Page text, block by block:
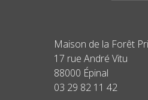
Maison de la Forêt
17 rue André Vitu
88000 Épinal
03 29 82 11 42